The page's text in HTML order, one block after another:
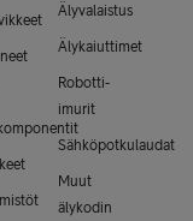
Älyvalaistus
Älykaiuttimet
Robotti-
imurit
Sähköpotkulaudat
Muut
älykodin